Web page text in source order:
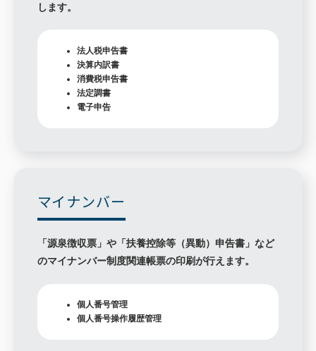
します。
法人税申告書
決算内訳書
消費税申告書
法定調書
電子申告
マイナンバー
「源泉徴収票」や「扶養控除等（異動）申告書」など
のマイナンバー制度関連帳票の印刷が行えます。
個人番号管理
個人番号操作履歴管理